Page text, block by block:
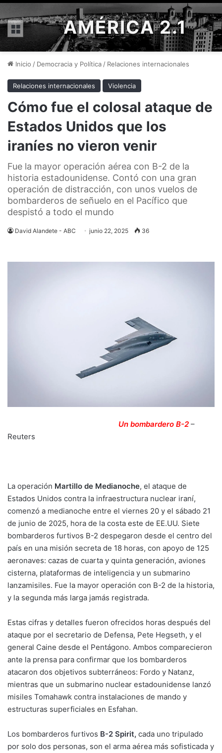
Menú AMÉRICA 2.1
Inicio / Democracia y Política / Relaciones internacionales
Relaciones internacionales Violencia
Cómo fue el colosal ataque de
Estados Unidos que los
iraníes no vieron venir
Fue la mayor operación aérea con B-2 de la
historia estadounidense. Contó con una gran
operación de distracción, con unos vuelos de
bombarderos de señuelo en el Pacífico que
despistó a todo el mundo
David Alandete - ABC junio 22, 2025 36
Un bombardero B-2 –
Reuters
La operación Martillo de Medianoche, el ataque de
Estados Unidos contra la infraestructura nuclear iraní,
comenzó a medianoche entre el viernes 20 y el sábado 21
de junio de 2025, hora de la costa este de EE.UU. Siete
bombarderos furtivos B-2 despegaron desde el centro del
país en una misión secreta de 18 horas, con apoyo de 125
aeronaves: cazas de cuarta y quinta generación, aviones
cisterna, plataformas de inteligencia y un submarino
lanzamisiles. Fue la mayor operación con B-2 de la historia,
y la segunda más larga jamás registrada.
Estas cifras y detalles fueron ofrecidos horas después del
ataque por el secretario de Defensa, Pete Hegseth, y el
general Caine desde el Pentágono. Ambos comparecieron
ante la prensa para confirmar que los bombarderos
atacaron dos objetivos subterráneos: Fordo y Natanz,
mientras que un submarino nuclear estadounidense lanzó
misiles Tomahawk contra instalaciones de mando y
estructuras superficiales en Esfahan.
Los bombarderos furtivos B-2 Spirit, cada uno tripulado
por solo dos personas, son el arma aérea más sofisticada y